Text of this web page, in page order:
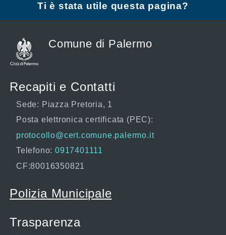
Ti è stata utile questa pagina?
Comune di Palermo
Recapiti e Contatti
Sede: Piazza Pretoria, 1
Posta elettronica certificata (PEC):
protocollo@cert.comune.palermo.it
Telefono: 0917401111
CF:80016350821
Polizia Municipale
Trasparenza